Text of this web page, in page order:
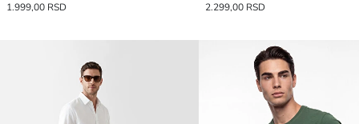
1.999,00 RSD
2.299,00 RSD